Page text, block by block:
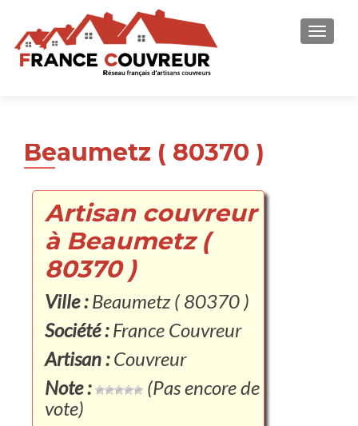
Beaumetz ( 80370 )
Artisan couvreur
à Beaumetz (
80370 )
Ville :Beaumetz ( 80370 )
Société :France Couvreur
Artisan :Couvreur
Note :
(Pas encore de
vote)